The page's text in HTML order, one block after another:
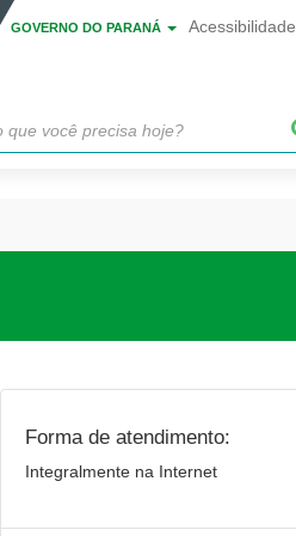
GOVERNO DO PARANÁ Acessibilidade
Forma de atendimento:
Integralmente na Internet